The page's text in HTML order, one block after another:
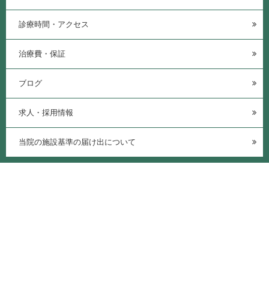
診療時間・アクセス
治療費・保証
ブログ
求人・採用情報
当院の施設基準の届け出について